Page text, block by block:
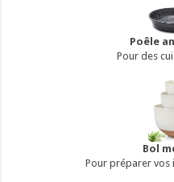
Poêle
Pour des
Bol
Pour préparer vos